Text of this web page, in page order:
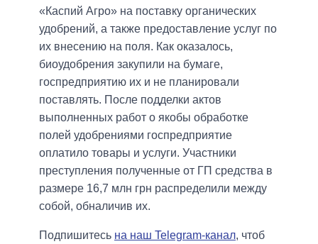
«Каспий Агро» на поставку органических
удобрений, а также предоставление услуг по
их внесению на поля. Как оказалось,
биоудобрения закупили на бумаге,
госпредприятию их и не планировали
поставлять. После подделки актов
выполненных работ о якобы обработке
полей удобрениями госпредприятие
оплатило товары и услуги. Участники
преступления полученные от ГП средства в
размере 16,7 млн грн распределили между
собой, обналичив их.
Подпишитесь на наш Telegram-канал, чтоб